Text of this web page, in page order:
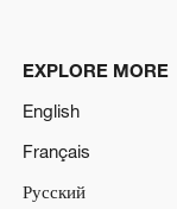
EXPLORE MORE
English
Français
Русский